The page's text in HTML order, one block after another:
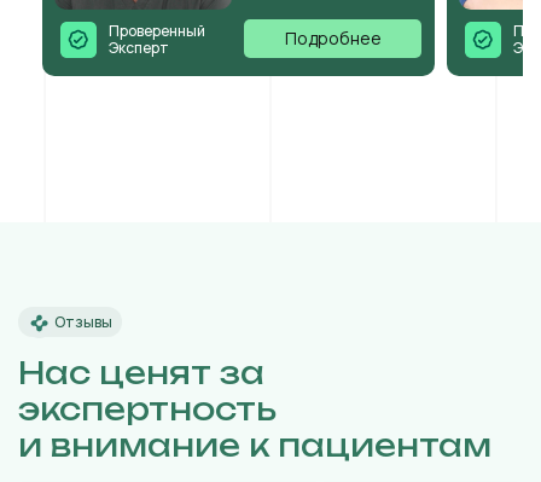
Проверенный
Эксперт
Подробнее
Отзывы
Нас ценят за
экспертность
и внимание к пациентам